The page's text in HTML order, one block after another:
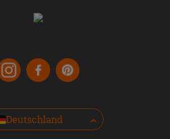
Deutschland